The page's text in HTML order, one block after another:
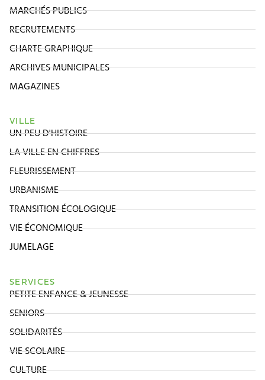
MARCHÉS PUBLICS
RECRUTEMENTS
CHARTE GRAPHIQUE
ARCHIVES MUNICIPALES
MAGAZINES
VILLE
UN PEU D'HISTOIRE
LA VILLE EN CHIFFRES
FLEURISSEMENT
URBANISME
TRANSITION ÉCOLOGIQUE
VIE ÉCONOMIQUE
JUMELAGE
SERVICES
PETITE ENFANCE & JEUNESSE
SENIORS
SOLIDARITÉS
VIE SCOLAIRE
CULTURE